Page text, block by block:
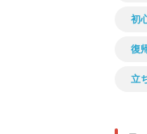
初
復
立